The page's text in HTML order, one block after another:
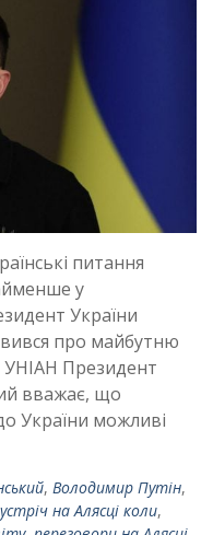
питання
у
України
про майбутню
УНІАН Президент
вважає, що
України можливі
, Володимир Путін,
на Алясці коли,